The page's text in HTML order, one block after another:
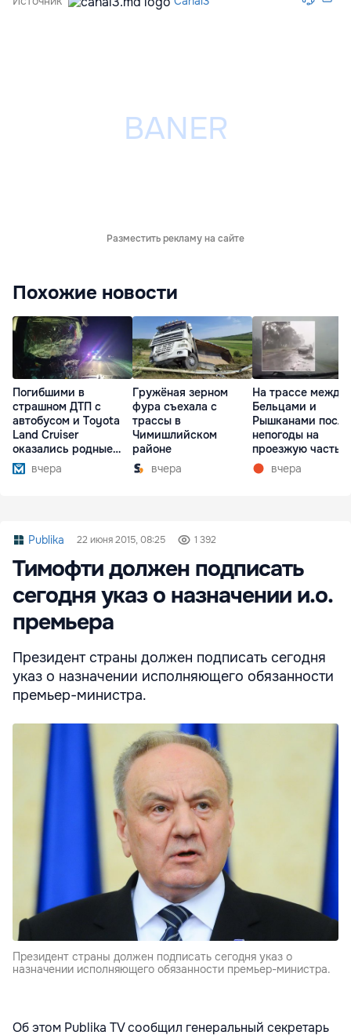
Разместить рекламу на сайте
Похожие новости
Погибшими в
страшном ДТП с
автобусом и Toyota
Land Cruiser
оказались родные
братьявчера
Гружёная зерном
фура съехала с
трассы в
Чимишлийском
районе
вчера
На трассе между
Бельцами и
Рышканами после
непогоды на
проезжую часть
упали деревья
вчера
Publika 22 июня 2015, 08:25 1 392
Тимофти должен подписать
сегодня указ о назначении и.о.
премьера
Президент страны должен подписать сегодня
указ о назначении исполняющего обязанности
премьер-министра.
Президент страны должен подписать сегодня указ о
назначении исполняющего обязанности премьер-министра.
Об этом Publika TV сообщил генеральный секретарь